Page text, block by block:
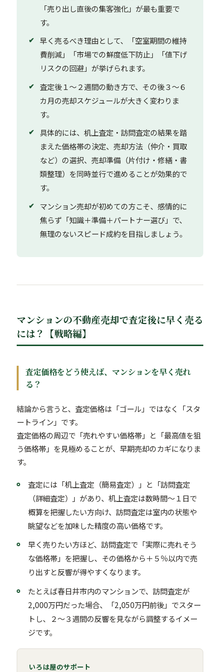
「売り出し直後の集客強化」が最も重要で
す。
早く売るべき理由として、「空室期間の維持
費削減」「市場での鮮度低下防止」「値下げ
リスクの回避」が挙げられます。
査定後１〜２週間の動き方で、その後３〜６
カ月の売却スケジュールが大きく変わりま
す。
具体的には、机上査定・訪問査定の結果を踏
まえた価格帯の決定、売却方法（仲介・買取
など）の選択、売却準備（片付け・修繕・書
類整理）を同時並行で進めることが効果的で
す。
マンション売却が初めての方こそ、感情的に
焦らず「知識＋準備＋パートナー選び」で、
無理のないスピード成約を目指しましょう。
マンションの不動産売却で査定後に早く売る
には？【戦略編】
査定価格をどう使えば、マンションを早く売れ
る？
結論から言うと、査定価格は「ゴール」ではなく「スタ
ートライン」です。
査定価格の周辺で「売れやすい価格帯」と「最高値を狙
う価格帯」を見極めることが、早期売却のカギになりま
す。
査定には「机上査定（簡易査定）」と「訪問査定
（詳細査定）」があり、机上査定は数時間〜１日で
概算を把握したい方向け、訪問査定は室内の状態や
眺望などを加味した精度の高い価格です。
早く売りたい方ほど、訪問査定で「実際に売れそう
な価格帯」を把握し、その価格から＋５％以内で売
り出すと反響が得やすくなります。
たとえば春日井市内のマンションで、訪問査定が
2,000万円だった場合、「2,050万円前後」でスター
トし、２〜３週間の反響を見ながら調整するイメー
ジです。
いろは屋のサポート